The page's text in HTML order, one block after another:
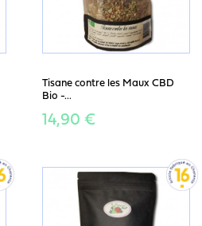
Tisane contre les Maux CBD
Bio -...
14,90 €